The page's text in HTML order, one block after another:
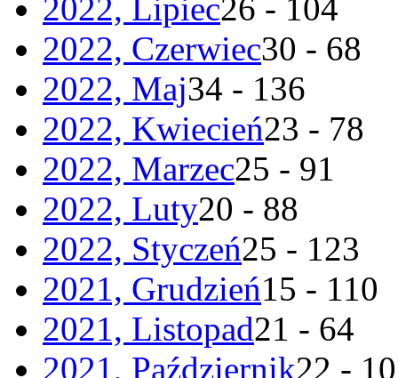
2022, Lipiec26 - 104
2022, Czerwiec30 - 68
2022, Maj34 - 136
2022, Kwiecień23 - 78
2022, Marzec25 - 91
2022, Luty20 - 88
2022, Styczeń25 - 123
2021, Grudzień15 - 110
2021, Listopad21 - 64
2021, Październik22 -